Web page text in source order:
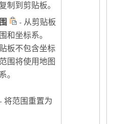
制到剪贴板。
- 从剪贴板
和坐标系。
板不包含坐标
围将使用地图
。
- 将范围重置为